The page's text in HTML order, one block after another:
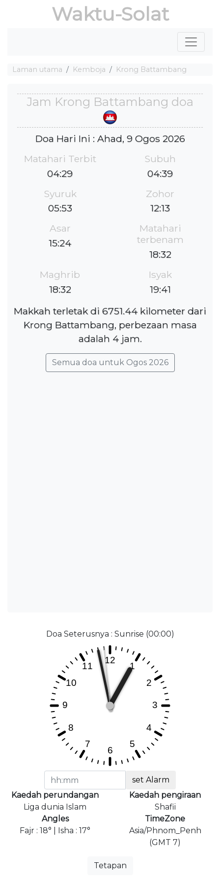
Waktu-Solat
Laman utama Kemboja Krong Battambang
Jam Krong Battambang doa
Doa Hari Ini : Ahad, 9 Ogos 2026
Matahari Terbit
04:29
Subuh
04:39
Syuruk
05:53
Zohor
12:13
Asar
15:24
Matahari
terbenam
18:32
Maghrib
18:32
Isyak
19:41
Makkah terletak di 6751.44 kilometer dari
Krong Battambang, perbezaan masa
adalah 4 jam.
Semua doa untuk Ogos 2026
Doa Seterusnya : Sunrise (00:00)
set Alarm
Kaedah perundangan
Liga dunia Islam
Kaedah pengiraan
Shafii
Angles
Fajr : 18° | Isha : 17°
TimeZone
Asia/Phnom_Penh
(GMT 7)
Tetapan